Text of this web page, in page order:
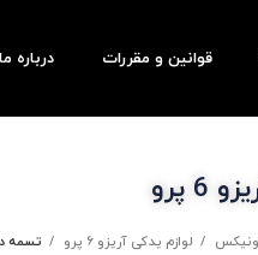
قوانین و مقررات درباره ما
پرو
لوازم یدکی آریزو 6 پرو تسمه